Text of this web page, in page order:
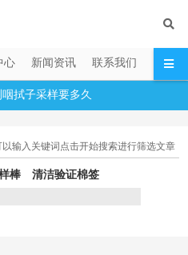
心 新闻资讯 联系我们
拭子采样要多久
输入关键词点击开始搜索进行筛选文章
棒 清洁验证棉签